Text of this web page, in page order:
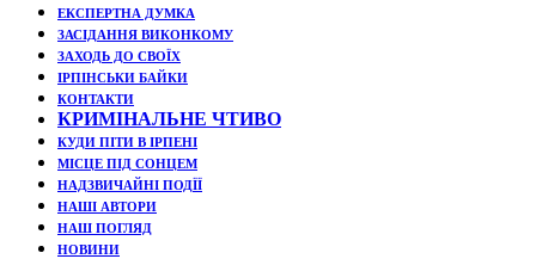
ЕКСПЕРТНА ДУМКА
ЗАСІДАННЯ ВИКОНКОМУ
ЗАХОДЬ ДО СВОЇХ
ІРПІНСЬКИ БАЙКИ
КОНТАКТИ
КРИМІНАЛЬНЕ ЧТИВО
КУДИ ПІТИ В ІРПЕНІ
МІСЦЕ ПІД СОНЦЕМ
НАДЗВИЧАЙНІ ПОДЇЇ
НАШІ АВТОРИ
НАШ ПОГЛЯД
НОВИНИ